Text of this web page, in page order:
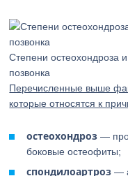
Степени остеохондроза
позвонка
Перечисленные выше
которые относятся к
остеохондроз —
боковые остеофиты;
спондилоартроз —